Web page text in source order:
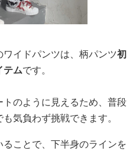
イドパンツは、柄パンツ初
テムです。
のように見えるため、普段
気負わず挑戦できます。
ことで、下半身のラインを